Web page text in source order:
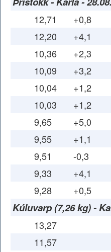
12,71 +0,8
12,20 +4,1
10,36 +2,3
10,09 +3,2
10,04 +1,2
10,03 +1,2
9,65 +5,0
9,55 +1,1
9,51 -0,3
9,33 +4,1
9,28 +0,5
Kúluvarp (7,26 kg) -
13,27
11,57